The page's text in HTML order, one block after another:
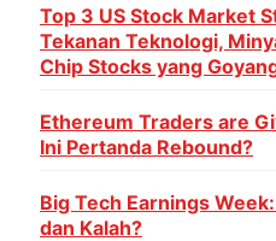
Top 3 US Stock Market
Tekanan Teknologi,
Chip Stocks yang
Ethereum Traders are
Ini Pertanda Rebound?
Big Tech Earnings
dan Kalah?